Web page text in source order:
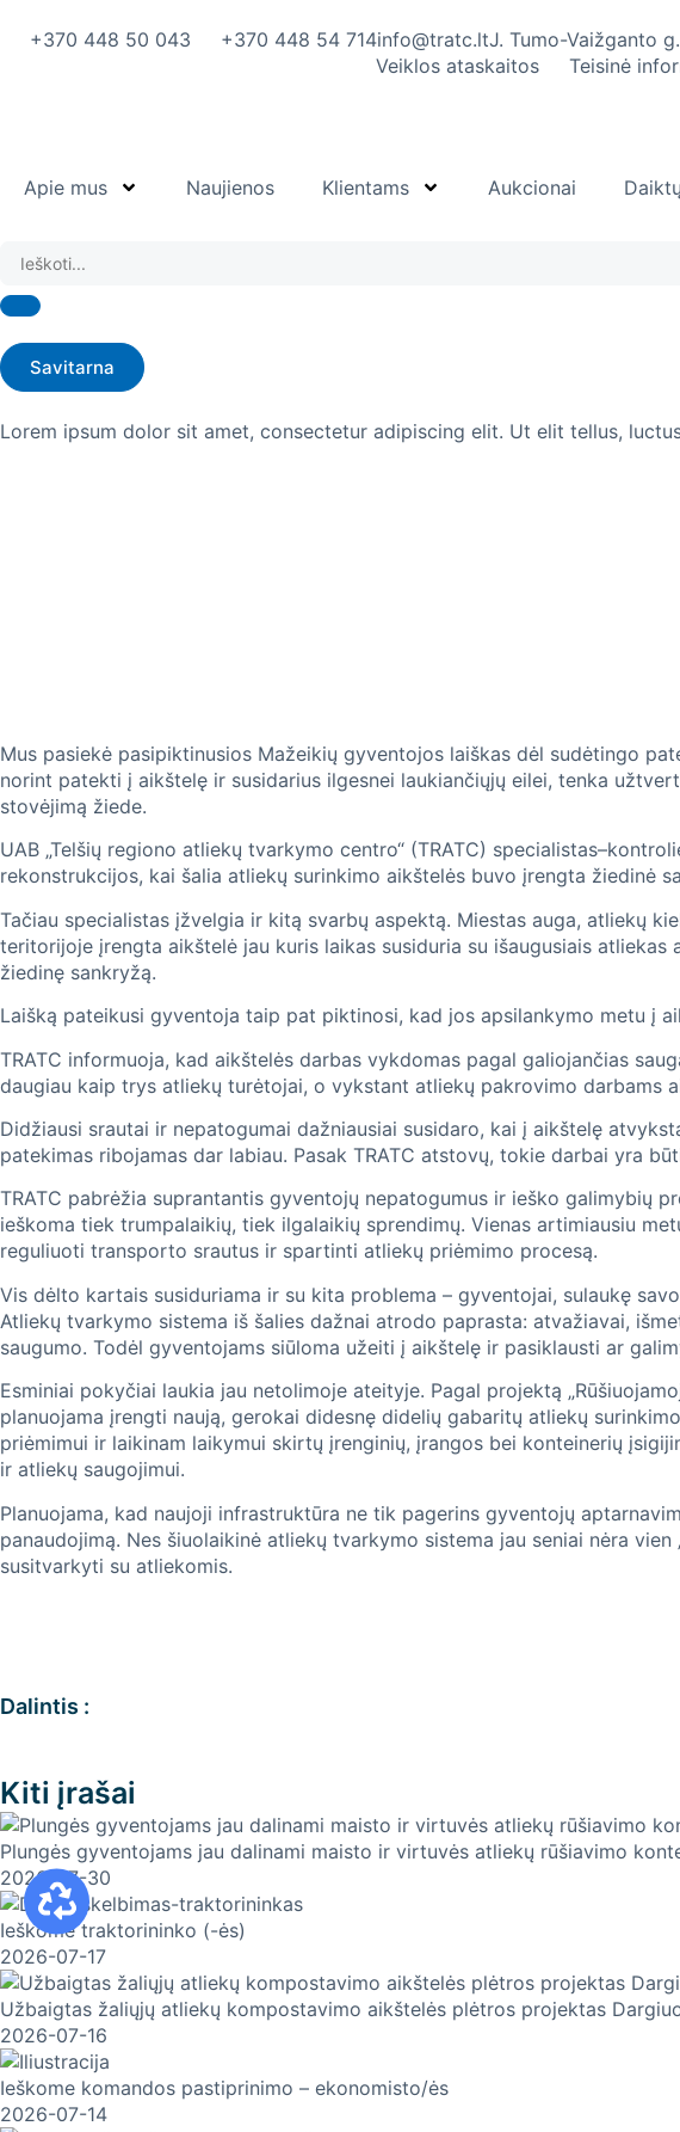
turinio
+370 448 50 043 +370 448 54 714info@tratc.ltJ. Tumo-Vaižganto
Veiklos ataskaitos
Teisinė
Apie mus Naujienos Klientams Aukcionai
Savitarna
Lorem ipsum dolor sit amet, consectetur adipiscing elit. Ut elit tellus,
Mus pasiekė pasipiktinusios Mažeikių gyventojos laiškas dėl sudėtingo
norint patekti į aikštelę ir susidarius ilgesnei laukiančiųjų eilei, tenka
stovėjimą žiede.
UAB „Telšių regiono atliekų tvarkymo centro“ (TRATC)
rekonstrukcijos, kai šalia atliekų surinkimo aikštelės buvo įrengta žiedinė
Tačiau specialistas įžvelgia ir kitą svarbų aspektą. Miestas auga, atliekų
teritorijoje įrengta aikštelė jau kuris laikas susiduria su išaugusiais
žiedinę sankryžą.
Laišką pateikusi gyventoja taip pat piktinosi, kad jos apsilankymo metu į
TRATC informuoja, kad aikštelės darbas vykdomas pagal galiojančias
daugiau kaip trys atliekų turėtojai, o vykstant atliekų pakrovimo
Didžiausi srautai ir nepatogumai dažniausiai susidaro, kai į aikštelę
patekimas ribojamas dar labiau. Pasak TRATC atstovų, tokie darbai yra
TRATC pabrėžia suprantantis gyventojų nepatogumus ir ieško galimybių
ieškoma tiek trumpalaikių, tiek ilgalaikių sprendimų. Vienas artimiausiu
reguliuoti transporto srautus ir spartinti atliekų priėmimo procesą.
Vis dėlto kartais susiduriama ir su kita problema – gyventojai, sulaukę
Atliekų tvarkymo sistema iš šalies dažnai atrodo paprasta: atvažiavai,
saugumo. Todėl gyventojams siūloma užeiti į aikštelę ir pasiklausti ar
Esminiai pokyčiai laukia jau netolimoje ateityje. Pagal projektą
planuojama įrengti naują, gerokai didesnę didelių gabaritų atliekų
priėmimui ir laikinam laikymui skirtų įrenginių, įrangos bei konteinerių
ir atliekų saugojimui.
Planuojama, kad naujoji infrastruktūra ne tik pagerins gyventojų
panaudojimą. Nes šiuolaikinė atliekų tvarkymo sistema jau seniai nėra
susitvarkyti su atliekomis.
Dalintis :
Kiti įrašai
Plungės gyventojams jau dalinami maisto ir virtuvės atliekų rūšiavimo
2026-07-30
Ieškome traktorininko (-ės)
2026-07-17
Užbaigtas žaliųjų atliekų kompostavimo aikštelės plėtros projektas
2026-07-16
Ieškome komandos pastiprinimo – ekonomisto/ės
2026-07-14